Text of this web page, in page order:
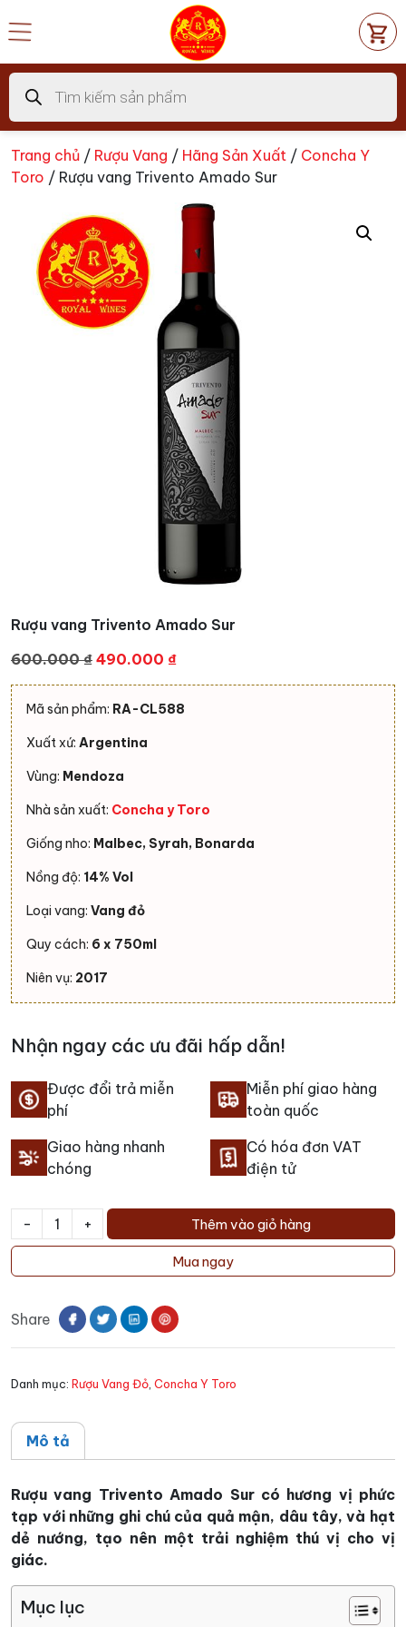
đến
dung
Tìm
kiếm
sản
phẩm
Trang chủ / Rượu Vang / Hãng Sản Xuất / Concha Y
Toro / Rượu vang Trivento Amado Sur
Rượu vang Trivento Amado Sur
600.000₫ Giá
gốc
là:
490.000 ₫Giá
hiện
tại
Mã sản phẩm: RA-CL588
Xuất xứ: Argentina
Vùng: Mendoza
Nhà sản xuất: Concha y Toro
Giống nho: Malbec, Syrah, Bonarda
Nồng độ: 14% Vol
Loại vang: Vang đỏ
Quy cách: 6 x 750ml
Niên vụ: 2017
Nhận ngay các ưu đãi hấp dẫn!
Được đổi trả miễn
phí
Miễn phí giao hàng
toàn quốc
Giao hàng nhanh
chóng
Có hóa đơn VAT
điện tử
-
Rượu
Trivento
Sur
+ Thêm vào giỏ hàng
Mua ngay
Share
Danh mục: Rượu Vang Đỏ, Concha Y Toro
Mô tả
Rượu vang Trivento Amado Sur có hương vị phức
tạp với những ghi chú của quả mận, dâu tây, và hạt
dẻ nướng, tạo nên một trải nghiệm thú vị cho vị
giác.
Mục lục